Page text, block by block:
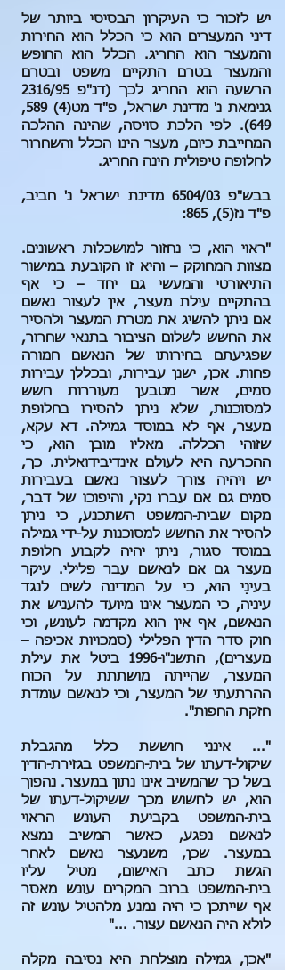
יש לזכור כי העיקרון הבסיסי ביותר של
דיני המעצרים הוא כי הכלל הוא החירות
והמעצר הוא החריג. הכלל הוא החופש
והמעצר בטרם התקיים משפט ובטרם
הרשעה הוא החריג לכך (דנ"פ 2316/95
גנימאת נ' מדינת ישראל, פ"ד מט(4) 589,
649). לפי הלכת סויסה, שהינה ההלכה
המחייבת כיום, מעצר הינו הכלל והשחרור
לחלופה טיפולית הינה החריג.
בבש"פ 6504/03 מדינת ישראל נ' חביב,
פ"ד נז(5), 865:
"ראוי הוא, כי נחזור למושכלות ראשונים.
מצוות המחוקק – והיא זו הקובעת במישור
התיאורטי והמעשי גם יחד – כי אף
בהתקיים עילת מעצר, אין לעצור נאשם
אם ניתן להשיג את מטרת המעצר ולהסיר
את החשש לשלום הציבור בתנאי שחרור,
שפגיעתם בחירותו של הנאשם חמורה
פחות. אכן, ישנן עבירות, ובכללן עבירות
סמים, אשר מטבען מעוררות חשש
למסוכנות, שלא ניתן להסירו בחלופת
מעצר, אף לא במוסד גמילה. דא עקא,
שזוהי הכללה. מאליו מובן הוא, כי
ההכרעה היא לעולם אינדיבידואלית. כך,
יש ויהיה צורך לעצור נאשם בעבירות
סמים גם אם עברו נקי, והיפוכו של דבר,
מקום שבית-המשפט השתכנע, כי ניתן
להסיר את החשש למסוכנות על-ידי גמילה
במוסד סגור, ניתן יהיה לקבוע חלופת
מעצר גם אם לנאשם עבר פלילי. עיקר
בעינַי הוא, כי על המדינה לשים לנגד
עיניה, כי המעצר אינו מיועד להעניש את
הנאשם, אף אין הוא מקדמה לעונש, וכי
חוק סדר הדין הפלילי (סמכויות אכיפה –
מעצרים), התשנ"ו-1996 ביטל את עילת
המעצר, שהייתה מושתתת על הכוח
ההרתעתי של המעצר, וכי לנאשם עומדת
חזקת החפות".
"... אינני חוששת כלל מהגבלת
שיקול-דעתו של בית-המשפט בגזירת-הדין
בשל כך שהמשיב אינו נתון במעצר. נהפוך
הוא, יש לחשוש מכך ששיקול-דעתו של
בית-המשפט בקביעת העונש הראוי
לנאשם נפגע, כאשר המשיב נמצא
במעצר. שכן, משנעצר נאשם לאחר
הגשת כתב האישום, מטיל עליו
בית-המשפט ברוב המקרים עונש מאסר
אף שייתכן כי היה נמנע מלהטיל עונש זה
לולא היה הנאשם עצור. ..."
"אכן, גמילה מוצלחת היא נסיבה מקלה